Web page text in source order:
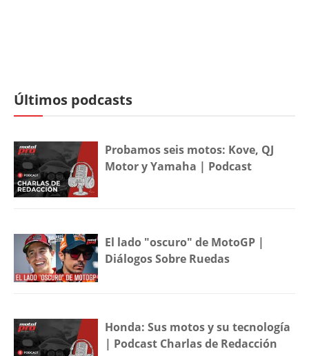
Últimos podcasts
Probamos seis motos: Kove, QJ
Motor y Yamaha | Podcast
El lado "oscuro" de MotoGP |
Diálogos Sobre Ruedas
Honda: Sus motos y su tecnología
| Podcast Charlas de Redacción